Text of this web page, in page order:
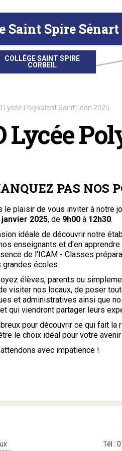
Saint Spire Sénart
COLLÈGE SAINT SPIRE
CORBEIL
Lycée Polyvalent Saint Léon 2025
Lycée
PAS NOS
le plaisir de vous inviter à notre
2025, de 9h00 à 12h30.
idéale de découvrir notre
enseignants et d'en
de l'ICAM - Classes
grandes écoles.
élèves, parents ou
visiter nos locaux, de poser
et administratives ainsi que
qui viendront partager leurs
pour découvrir ce qui fait
le choix idéal pour votre
avec impatience !
Tél :